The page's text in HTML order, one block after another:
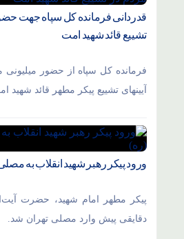
قدردانی فرمانده کل سپاه جهت
تشییع قائد شهید امت
فرمانده کل سپاه از حضور میلیونی
آیینهای تشییع پیکر مطهر قائد شهید
ورود پیکر رهبر شهید انقلاب به
پیکر مطهر امام شهید،‌ حضرت
دقایقی پیش وارد مصلی تهران شد.